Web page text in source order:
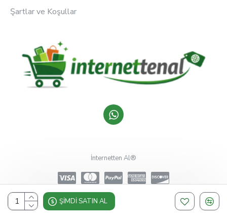
ŞIMDI SATIN AL
Şartlar ve Koşullar
İnternetten Al®
Design, Hosting & Support By Shopgez.com